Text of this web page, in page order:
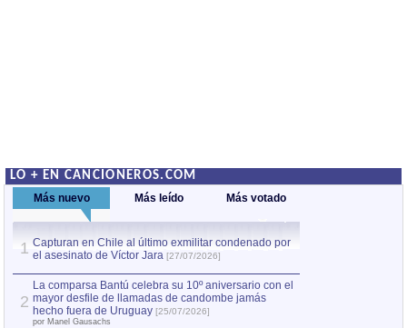
LO + EN CANCIONEROS.COM
Más nuevo Más leído Más votado
1 Capturan en Chile al último exmilitar condenado por
el asesinato de Víctor Jara [27/07/2026]
2
La comparsa Bantú celebra su 10º aniversario con el
mayor desfile de llamadas de candombe jamás
hecho fuera de Uruguay [25/07/2026]
por Manel Gausachs